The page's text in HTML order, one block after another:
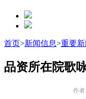
首页>新闻信息>重要新
品资所在院歌
作者